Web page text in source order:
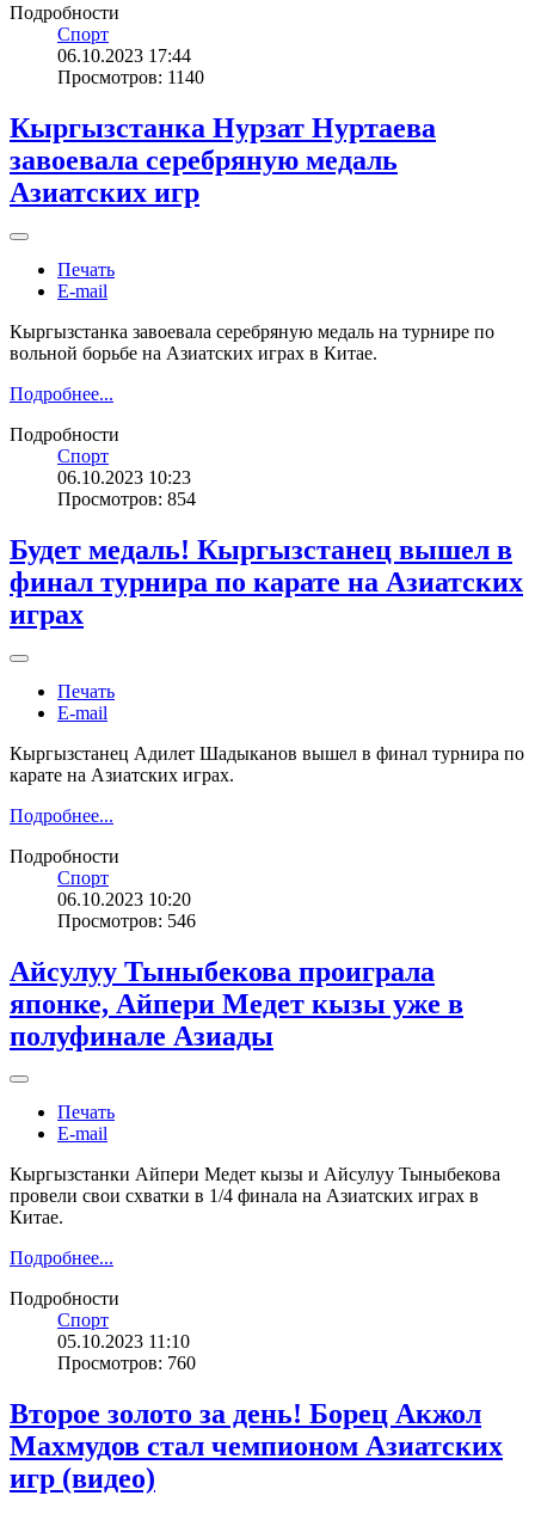
Подробности
Спорт
06.10.2023 17:44
Просмотров: 1140
Кыргызстанка Нурзат Нуртаева
завоевала серебряную медаль
Азиатских игр
Печать
E-mail
Кыргызстанка завоевала серебряную медаль на турнире по
вольной борьбе на Азиатских играх в Китае.
Подробнее...
Подробности
Спорт
06.10.2023 10:23
Просмотров: 854
Будет медаль! Кыргызстанец вышел в
финал турнира по карате на Азиатских
играх
Печать
E-mail
Кыргызстанец Адилет Шадыканов вышел в финал турнира по
карате на Азиатских играх.
Подробнее...
Подробности
Спорт
06.10.2023 10:20
Просмотров: 546
Айсулуу Тыныбекова проиграла
японке, Айпери Медет кызы уже в
полуфинале Азиады
Печать
E-mail
Кыргызстанки Айпери Медет кызы и Айсулуу Тыныбекова
провели свои схватки в 1/4 финала на Азиатских играх в
Китае.
Подробнее...
Подробности
Спорт
05.10.2023 11:10
Просмотров: 760
Второе золото за день! Борец Акжол
Махмудов стал чемпионом Азиатских
игр (видео)